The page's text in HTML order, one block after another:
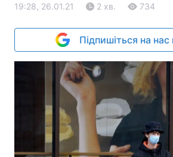
19:28, 26.01.21 2 хв. 734
Підпишіться на